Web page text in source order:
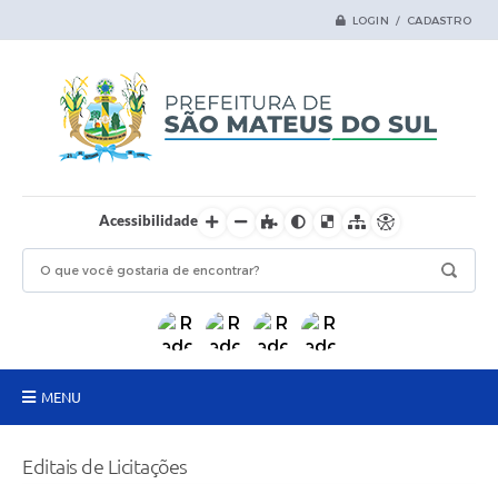
LOGIN / CADASTRO
Acessibilidade
MENU
Editais de Licitações